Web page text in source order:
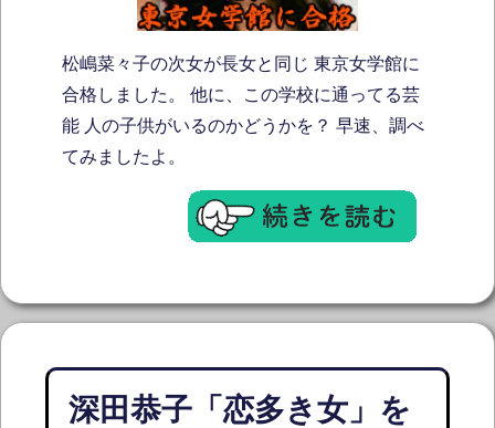
松嶋菜々子の次女が長女と同じ 東京女学館に
合格しました。 他に、この学校に通ってる芸
能 人の子供がいるのかどうかを？ 早速、調べ
てみましたよ。
深田恭子「恋多き女」を